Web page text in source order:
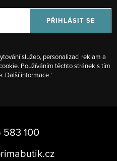
služeb, personalizaci reklam a
Používáním těchto stránek s tím
Další informace
PŘIHLÁSIT SE
583 100